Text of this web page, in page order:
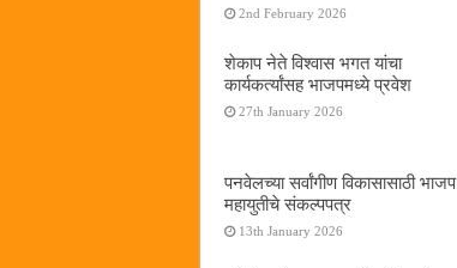
2nd February 2026
शेकाप नेते विश्वास भगत यांचा
कार्यकर्त्यांसह भाजपमध्ये प्रवेश
27th January 2026
पनवेलच्या सर्वांगीण विकासासाठी भाजप
महायुतीचे संकल्पपत्र
13th January 2026